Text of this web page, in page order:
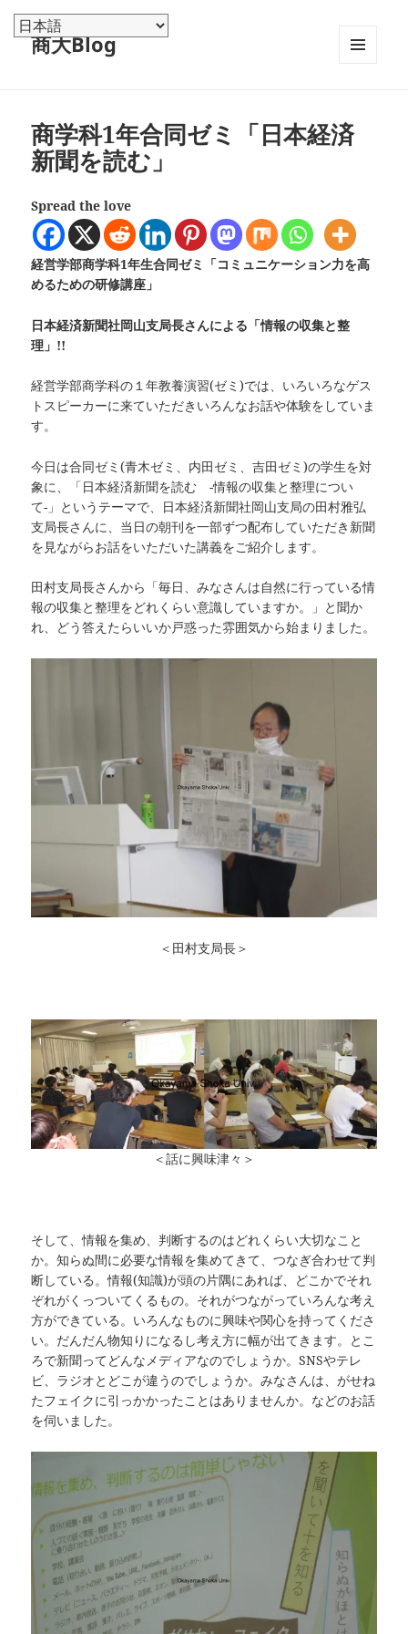
商大Blog
ット
商学科1年合同ゼミ「日本経済
新聞を読む」
Spread the love
経営学部商学科1年生合同ゼミ「コミュニケーション力を高
めるための研修講座」
日本経済新聞社岡山支局長さんによる「情報の収集と整
理」!!
経営学部商学科の１年教養演習(ゼミ)では、いろいろなゲス
トスピーカーに来ていただきいろんなお話や体験をしていま
す。
今日は合同ゼミ(青木ゼミ、内田ゼミ、吉田ゼミ)の学生を対
象に、「日本経済新聞を読む -情報の収集と整理につい
て-」というテーマで、日本経済新聞社岡山支局の田村雅弘
支局長さんに、当日の朝刊を一部ずつ配布していただき新聞
を見ながらお話をいただいた講義をご紹介します。
田村支局長さんから「毎日、みなさんは自然に行っている情
報の収集と整理をどれくらい意識していますか。」と聞か
れ、どう答えたらいいか戸惑った雰囲気から始まりました。
＜田村支局長＞
＜話に興味津々＞
そして、情報を集め、判断するのはどれくらい大切なこと
か。知らぬ間に必要な情報を集めてきて、つなぎ合わせて判
断している。情報(知識)が頭の片隅にあれば、どこかでそれ
ぞれがくっついてくるもの。それがつながっていろんな考え
方ができている。いろんなものに興味や関心を持ってくださ
い。だんだん物知りになるし考え方に幅が出てきます。とこ
ろで新聞ってどんなメディアなのでしょうか。SNSやテレ
ビ、ラジオとどこが違うのでしょうか。みなさんは、がせね
たフェイクに引っかかったことはありませんか。などのお話
を伺いました。